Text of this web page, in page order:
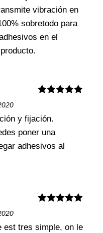
vibración en
sobretodo para
en el
y fijación.
poner una
adhesivos al
est tres simple, on le